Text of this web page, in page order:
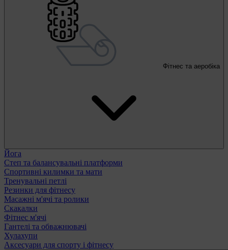
Фітнес та аеробіка
Йога
Степ та балансувальні платформи
Спортивні килимки та мати
Тренувальні петлі
Резинки для фітнесу
Масажні м'ячі та ролики
Скакалки
Фітнес м'ячі
Гантелі та обважнювачі
Хулахупи
Аксесуари для спорту і фітнесу